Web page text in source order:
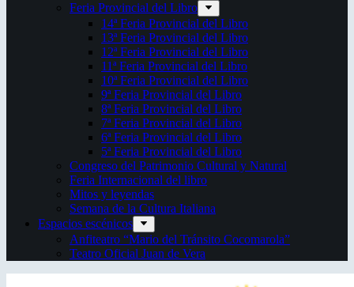
Feria Provincial del Libro
14ª Feria Provincial del Libro
13ª Feria Provincial del Libro
12ª Feria Provincial del Libro
11ª Feria Provincial del Libro
10ª Feria Provincial del Libro
9ª Feria Provincial del Libro
8ª Feria Provincial del Libro
7ª Feria Provincial del Libro
6ª Feria Provincial del Libro
5ª Feria Provincial del Libro
Congreso del Patrimonio Cultural y Natural
Feria Internacional del libro
Mitos y leyendas
Semana de la Cultura Italiana
Espacios escénicos
Anfiteatro “Mario del Tránsito Cocomarola”
Teatro Oficial Juan de Vera